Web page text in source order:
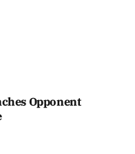
Opponent